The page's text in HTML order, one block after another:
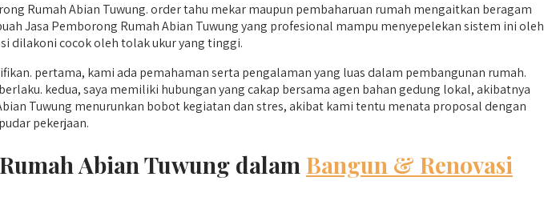
Rumah Abian Tuwung. order tahu mekar maupun pembaharuan rumah mengaitkan beragam
Jasa Pemborong Rumah Abian Tuwung yang profesional mampu menyepelekan sistem ini oleh
dilakoni cocok oleh tolak ukur yang tinggi.
pertama, kami ada pemahaman serta pengalaman yang luas dalam pembangunan rumah.
kedua, saya memiliki hubungan yang cakap bersama agen bahan gedung lokal, akibatnya
Tuwung menurunkan bobot kegiatan dan stres, akibat kami tentu menata proposal dengan
pekerjaan.
Abian Tuwung dalam Bangun & Renovasi